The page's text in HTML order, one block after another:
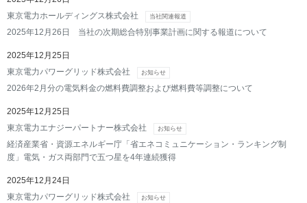
東京電力ホールディングス株式会社
当社関連報道
2025年12月26日 当社の次期総合特別事業計画に関する報道について
2025年12月25日
東京電力パワーグリッド株式会社
お知らせ
2026年2月分の電気料金の燃料費調整および燃料費等調整について
2025年12月25日
東京電力エナジーパートナー株式会社
お知らせ
経済産業省・資源エネルギー庁「省エネコミュニケーション・ランキング制
度」電気・ガス両部門で五つ星を4年連続獲得
2025年12月24日
東京電力パワーグリッド株式会社
お知らせ